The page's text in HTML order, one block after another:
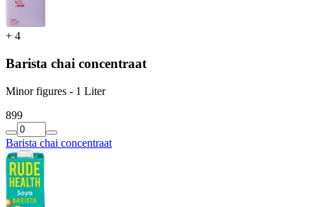
+ 4
Barista chai concentraat
Minor figures - 1 Liter
899
Barista chai concentraat